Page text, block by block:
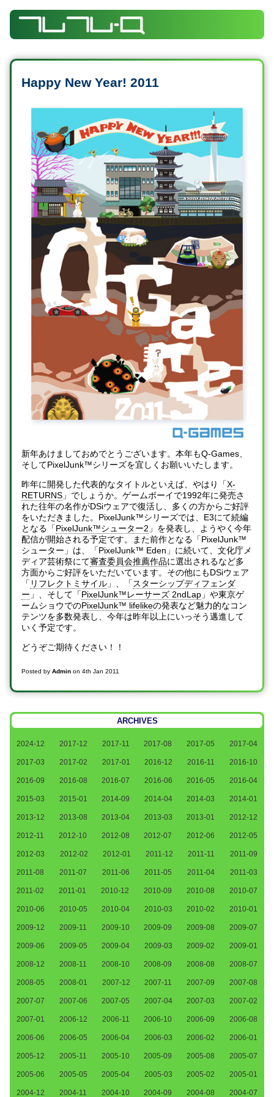
Happy New Year! 2011
新年あけましておめでとうございます。本年もQ-Games、
そしてPixelJunk™シリーズを宜しくお願いいたします。
昨年に開発した代表的なタイトルといえば、やはり「X-
RETURNS 」でしょうか。ゲームボーイで1992年に発売さ
れた往年の名作がDSiウェアで復活し、多くの方からご好評
をいただきました。PixelJunk™シリーズでは、E3にて続編
となる「PixelJunk™シューター2 」を発表し、ようやく今年
配信が開始される予定です。また前作となる「PixelJunk™
シューター」は、「PixelJunk™ Eden」に続いて、文化庁メ
ディア芸術祭にて審査委員会推薦作品に選出されるなど多
方面からご好評をいただいています。その他にもDSiウェア
「 リフレクトミサイル 」、「 スターシップディフェンダ
ー 」、そして「PixelJunk™レーサーズ 2ndLap 」や東京ゲ
ームショウでのPixelJunk™ lifelikeの発表など魅力的なコン
テンツを多数発表し、今年は昨年以上にいっそう邁進して
いく予定です。
どうぞご期待ください！！
Posted byAdmin on4th Jan 2011
ARCHIVES
2024-12 2017-12 2017-11 2017-08 2017-05 2017-04
2017-03 2017-02 2017-01 2016-12 2016-11 2016-10
2016-09 2016-08 2016-07 2016-06 2016-05 2016-04
2015-03 2015-01 2014-09 2014-04 2014-03 2014-01
2013-12 2013-08 2013-04 2013-03 2013-01 2012-12
2012-11 2012-10 2012-08 2012-07 2012-06 2012-05
2012-03 2012-02 2012-01 2011-12 2011-11 2011-09
2011-08 2011-07 2011-06 2011-05 2011-04 2011-03
2011-02 2011-01 2010-12 2010-09 2010-08 2010-07
2010-06 2010-05 2010-04 2010-03 2010-02 2010-01
2009-12 2009-11 2009-10 2009-09 2009-08 2009-07
2009-06 2009-05 2009-04 2009-03 2009-02 2009-01
2008-12 2008-11 2008-10 2008-09 2008-08 2008-07
2008-05 2008-01 2007-12 2007-11 2007-09 2007-08
2007-07 2007-06 2007-05 2007-04 2007-03 2007-02
2007-01 2006-12 2006-11 2006-10 2006-09 2006-08
2006-06 2006-05 2006-04 2006-03 2006-02 2006-01
2005-12 2005-11 2005-10 2005-09 2005-08 2005-07
2005-06 2005-05 2005-04 2005-03 2005-02 2005-01
2004-12 2004-11 2004-10 2004-09 2004-08 2004-07